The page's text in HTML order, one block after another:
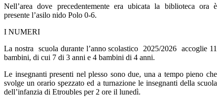
Nell’area dove precedentemente era ubicata la biblioteca ora è
presente l’asilo nido Polo 0-6.
I NUMERI
La nostra
scuola durante l’anno scolastico 2025/2026 accoglie 11
bambini, di cui 7 di 3 anni e 4 bambini di 4 anni.
Le insegnanti presenti nel plesso sono due, una a tempo pieno che
svolge un orario spezzato ed a turnazione le insegnanti della scuola
dell’infanzia di Etroubles per 2 ore il lunedì.